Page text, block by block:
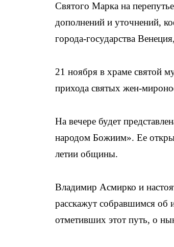
Святого Марка на
дополнений и уточнений,
города-государства
21 ноября в храме святой
прихода святых жен-
На вечере будет
народом Божиим». Ее
летии общины.
Владимир Асмирко и
расскажут собравшимся об
отметивших этот путь, о